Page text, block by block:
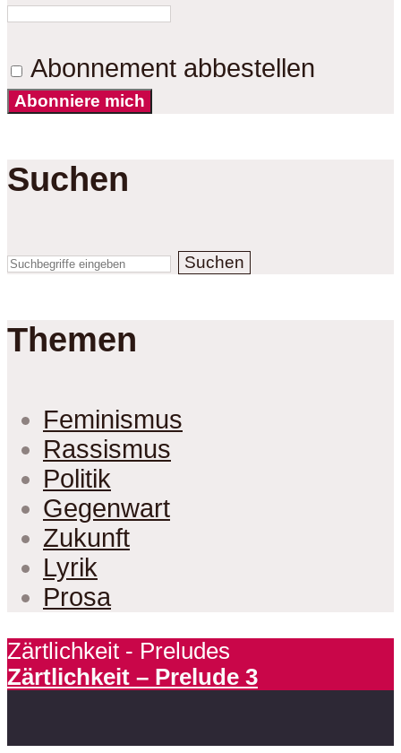
Abonnement abbestellen
Abonniere mich
Suchen
Suchen
Themen
Feminismus
Rassismus
Politik
Gegenwart
Zukunft
Lyrik
Prosa
Zärtlichkeit - Preludes
Zärtlichkeit – Prelude 3